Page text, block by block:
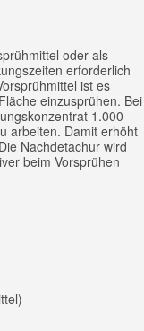
oder als
erforderlich
ist es
einzusprühen. Bei
1.000-
arbeiten. Damit erhöht
Nachdetachur wird
beim Vorsprühen